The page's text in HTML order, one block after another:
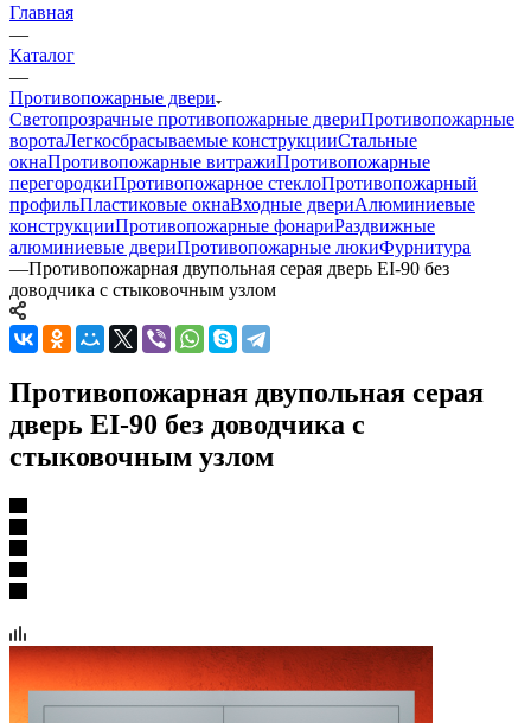
Главная
—
Каталог
—
Противопожарные двери
Светопрозрачные противопожарные двериПротивопожарные
воротаЛегкосбрасываемые конструкцииСтальные
окнаПротивопожарные витражиПротивопожарные
перегородкиПротивопожарное стеклоПротивопожарный
профильПластиковые окнаВходные двериАлюминиевые
конструкцииПротивопожарные фонариРаздвижные
алюминиевые двериПротивопожарные люкиФурнитура
—Противопожарная двупольная серая дверь EI-90 без
доводчика с стыковочным узлом
Противопожарная двупольная серая
дверь EI-90 без доводчика с
стыковочным узлом